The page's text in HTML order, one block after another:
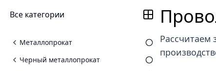
Все категории
Металлопрокат
Черный металлопрокат
Рассчитаем